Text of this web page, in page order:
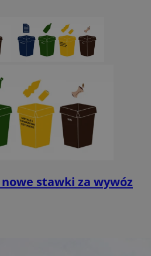
nowe stawki za wywóz